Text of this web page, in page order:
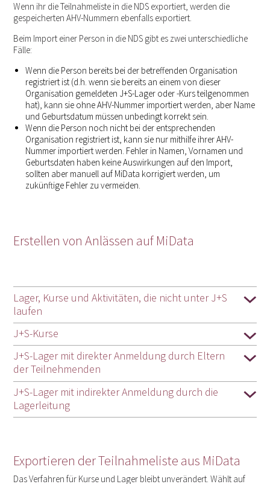
Wenn ihr die Teilnahmeliste in die NDS exportiert, werden die
gespeicherten AHV-Nummern ebenfalls exportiert.
Beim Import einer Person in die NDS gibt es zwei unterschiedliche
Fälle:
Wenn die Person bereits bei der betreffenden Organisation
registriert ist (d.h. wenn sie bereits an einem von dieser
Organisation gemeldeten J+S-Lager oder -Kurs teilgenommen
hat), kann sie ohne AHV-Nummer importiert werden, aber Name
und Geburtsdatum müssen unbedingt korrekt sein.
Wenn die Person noch nicht bei der entsprechenden
Organisation registriert ist, kann sie nur mithilfe ihrer AHV-
Nummer importiert werden. Fehler in Namen, Vornamen und
Geburtsdaten haben keine Auswirkungen auf den Import,
sollten aber manuell auf MiData korrigiert werden, um
zukünftige Fehler zu vermeiden.
Erstellen von Anlässen auf MiData
Lager, Kurse und Aktivitäten, die nicht unter J+S
laufen
J+S-Kurse
J+S-Lager mit direkter Anmeldung durch Eltern
der Teilnehmenden
J+S-Lager mit indirekter Anmeldung durch die
Lagerleitung
Exportieren der Teilnahmeliste aus MiData
Das Verfahren für Kurse und Lager bleibt unverändert. Wählt auf